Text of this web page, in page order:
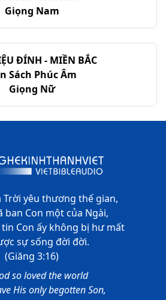
43
45
47
49
50
52
53
54
Giọng Nam
ĐÍNH - MIỀN BẮC
Sách Phúc Âm
Giọng Nữ
Trời yêu thương thế gian,
ban Con một của Ngài,
Con ấy không bị hư mất
sự sống đời đời.
(Giăng 3:16)
so loved the world
His only begotten Son,